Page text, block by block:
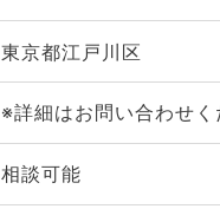
東京都江戸川区
※詳細はお問い合わせく
相談可能